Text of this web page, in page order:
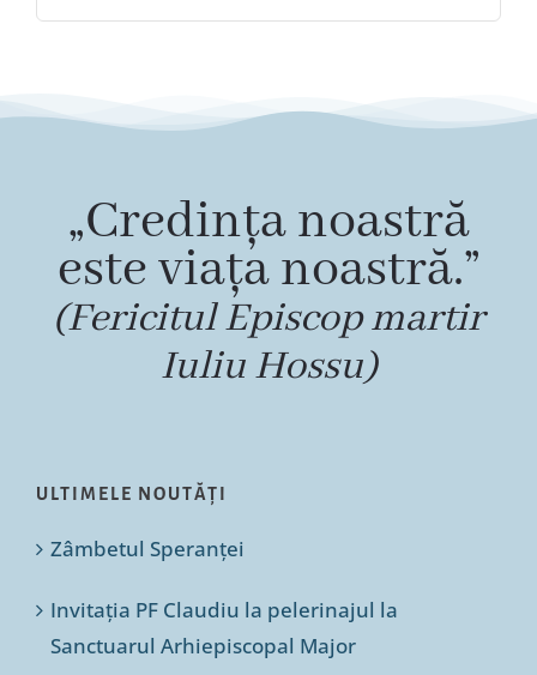
„Credința noastră
este viața noastră.”
(Fericitul Episcop martir
Iuliu Hossu)
ULTIMELE NOUTĂȚI
Zâmbetul Speranței
Invitația PF Claudiu la pelerinajul la
Sanctuarul Arhiepiscopal Major